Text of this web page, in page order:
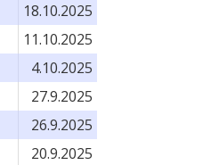
18.10.2025
11.10.2025
4.10.2025
27.9.2025
26.9.2025
20.9.2025